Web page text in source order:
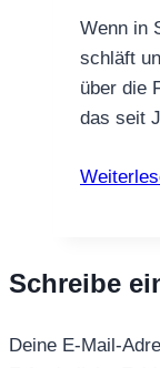
Wenn in
schläft
über die
das seit
Schreibe
Deine E-Mail-